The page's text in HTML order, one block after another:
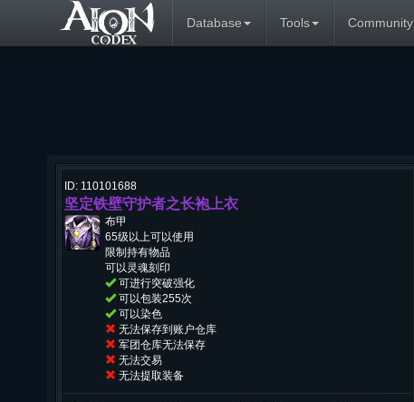
Database Tools Community
ID: 110101688
坚定铁壁守护者之长袍上衣
布甲
65级以上可以使用
限制持有物品
可以灵魂刻印
可进行突破强化
可以包装255次
可以染色
无法保存到账户仓库
军团仓库无法保存
无法交易
无法提取装备